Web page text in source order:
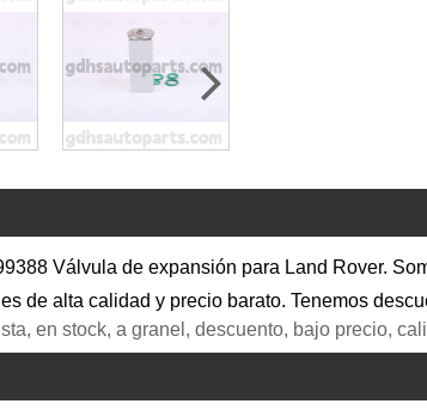
Válvula de expansión para Land Rover.
de alta calidad y precio barato. Tenemos
en stock, a granel, descuento, bajo precio,